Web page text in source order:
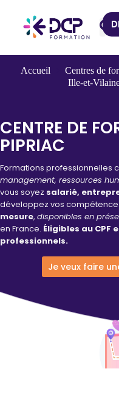
Accueil Centres de
Ille-et-
CENTRE DE
PIPRIAC
Formations professionnelles
management, ressources
vous soyez salarié,
développez vos
mesure, disponibles en
en France. Éligibles au CPF
professionnels.
Je veux faire